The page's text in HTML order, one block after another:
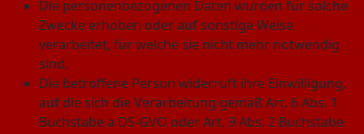
Die personenbezogenen Daten wurden für solche
Zwecke erhoben oder auf sonstige Weise
verarbeitet, für welche sie nicht mehr notwendig
sind.
Die betroffene Person widerruft ihre Einwilligung,
auf die sich die Verarbeitung gemäß Art. 6 Abs. 1
Buchstabe a DS-GVO oder Art. 9 Abs. 2 Buchstabe